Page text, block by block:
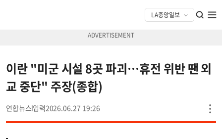
이란 "미군 시설 8곳 파괴…휴전 위반 땐 외
교 중단" 주장(종합)
연합뉴스 2026.06.27 19:26